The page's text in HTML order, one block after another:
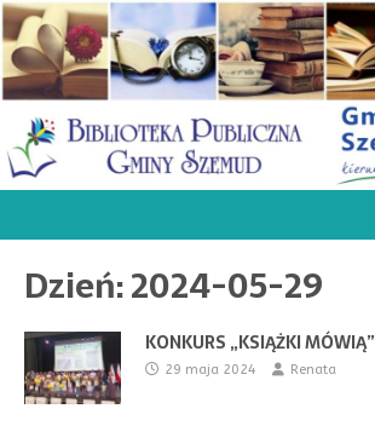
Dzień:2024-05-29
KONKURS „KSIĄŻKI MÓWIĄ”
29 maja 2024 Renata